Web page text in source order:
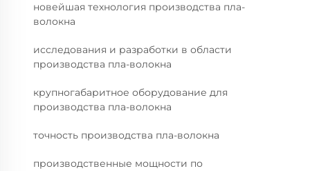
новейшая технология производства пла-
волокна
исследования и разработки в области
производства пла-волокна
крупногабаритное оборудование для
производства пла-волокна
точность производства пла-волокна
производственные мощности по